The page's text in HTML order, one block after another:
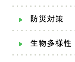
防災対策
生物多様性